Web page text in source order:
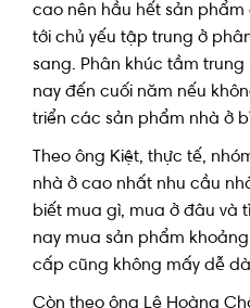
cao nên hầu hết sản
tới chủ yếu tập trung ở
sang. Phân khúc tầm
nay đến cuối năm nếu
triển các sản phẩm nhà ở
Theo ông Kiệt, thực tế,
nhà ở cao nhất nhu cầu
biết mua gì, mua ở đâu và
nay mua sản phẩm
cấp cũng không mấy dễ
Còn theo ông Lê Hoàng